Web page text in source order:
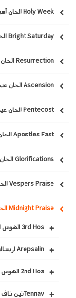
Holy Week الحان أسبوع الآلام
Bright Saturday الحان سبت النور
Resurrection الحان عيد القيامه
Ascension الحان عيد الصعود
Pentecost الحان عيد حلول الروح القدس
Apostles Fast الحان صوم و عيد الرسل
Glorifications الحان تماجيد القديسيين
Vespers Praise الحان تسبحه عشيه
Midnight Praise الحان تسبحه نصف الليل
3rd Hos الهوس الثالث
Arepsalin اربسالين
2nd Hos الهوس الثاني
Tennavتين ناف